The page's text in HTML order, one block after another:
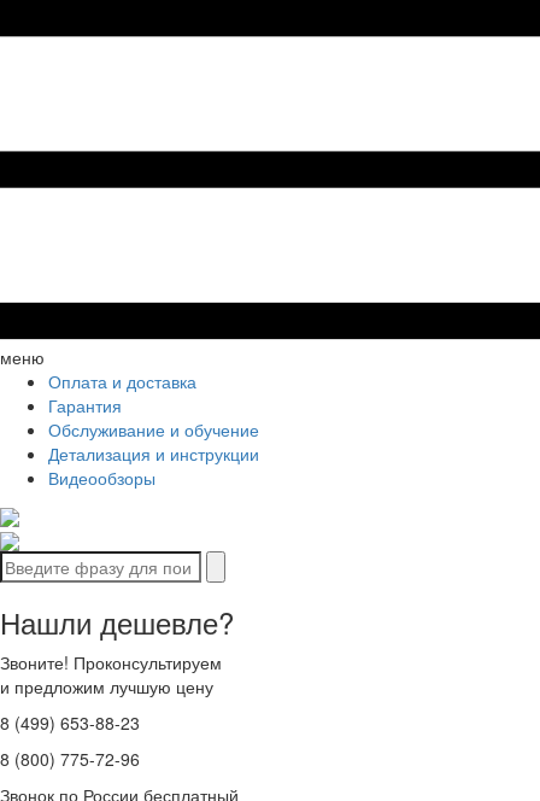
меню
Оплата и доставка
Гарантия
Обслуживание и обучение
Детализация и инструкции
Видеообзоры
Нашли дешевле?
Звоните! Проконсультируем
и предложим лучшую цену
8 (499) 653-88-23
8 (800) 775-72-96
Звонок по России бесплатный